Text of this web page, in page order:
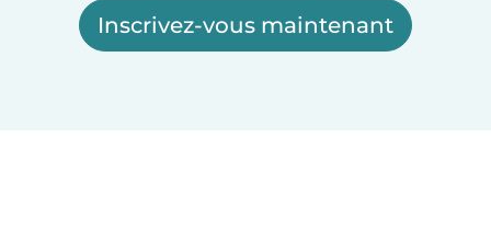
Inscrivez-vous maintenant